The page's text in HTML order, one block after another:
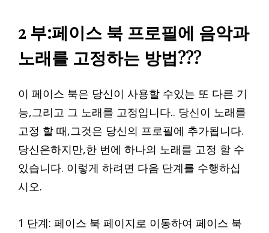
2 부:페이스 북 프로필에 음악과
노래를 고정하는 방법???
이 페이스 북은 당신이 사용할 수있는 또 다른 기
능,그리고 그 노래를 고정입니다.. 당신이 노래를
고정 할 때,그것은 당신의 프로필에 추가됩니다.
당신은하지만,한 번에 하나의 노래를 고정 할 수
있습니다. 이렇게 하려면 다음 단계를 수행하십
시오.
1 단계: 페이스 북 페이지로 이동하여 페이스 북